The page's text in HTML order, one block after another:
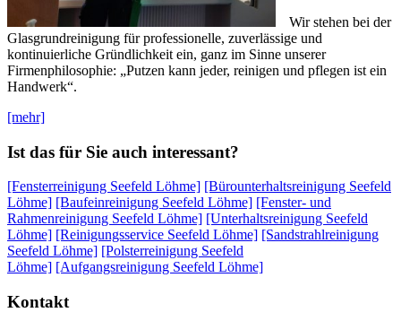
Wir stehen bei der
Glasgrundreinigung für professionelle, zuverlässige und
kontinuierliche Gründlichkeit ein, ganz im Sinne unserer
Firmenphilosophie: „Putzen kann jeder, reinigen und pflegen ist ein
Handwerk“.
[mehr]
Ist das für Sie auch interessant?
[Fensterreinigung Seefeld Löhme] [Bürounterhaltsreinigung Seefeld
Löhme] [Baufeinreinigung Seefeld Löhme] [Fenster- und
Rahmenreinigung Seefeld Löhme] [Unterhaltsreinigung Seefeld
Löhme] [Reinigungsservice Seefeld Löhme] [Sandstrahlreinigung
Seefeld Löhme] [Polsterreinigung Seefeld
Löhme] [Aufgangsreinigung Seefeld Löhme]
Kontakt